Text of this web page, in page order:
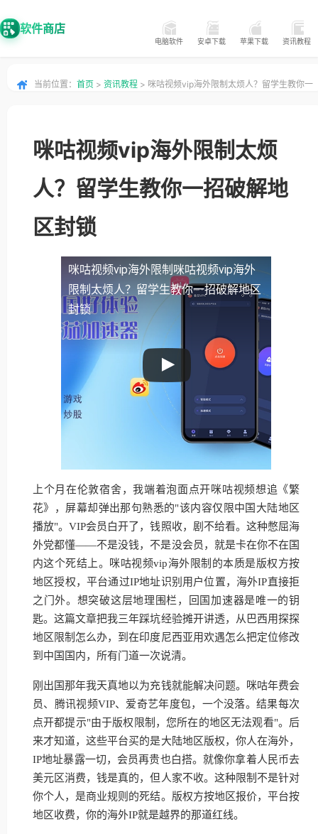
软件商店
电脑软件 安卓下载 苹果下载 资讯教程
当前位置： 首页 > 资讯教程 > 咪咕视频vip海外限制太烦人？留学生教你一
咪咕视频vip海外限制太烦
人？留学生教你一招破解地
区封锁
咪咕视频vip海外限制 咪咕视频vip海外
限制太烦人？留学生教你一招破解地区
封锁
上个月在伦敦宿舍，我端着泡面点开咪咕视频想追《繁
花》，屏幕却弹出那句熟悉的"该内容仅限中国大陆地区
播放"。VIP会员白开了，钱照收，剧不给看。这种憋屈海
外党都懂——不是没钱，不是没会员，就是卡在你不在国
内这个死结上。咪咕视频vip海外限制的本质是版权方按
地区授权，平台通过IP地址识别用户位置，海外IP直接拒
之门外。想突破这层地理围栏，回国加速器是唯一的钥
匙。这篇文章把我三年踩坑经验摊开讲透，从巴西用探探
地区限制怎么办，到在印度尼西亚用欢遇怎么把定位修改
到中国国内，所有门道一次说清。
刚出国那年我天真地以为充钱就能解决问题。咪咕年费会
员、腾讯视频VIP、爱奇艺年度包，一个没落。结果每次
点开都提示"由于版权限制，您所在的地区无法观看"。后
来才知道，这些平台买的是大陆地区版权，你人在海外，
IP地址暴露一切，会员再贵也白搭。就像你拿着人民币去
美元区消费，钱是真的，但人家不收。这种限制不是针对
你个人，是商业规则的死结。版权方按地区报价，平台按
地区收费，你的海外IP就是越界的那道红线。